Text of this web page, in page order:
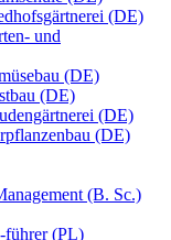
(DE)
und
(DE)
(DE)
(DE)
(DE)
(B. Sc.)
führer (PL)